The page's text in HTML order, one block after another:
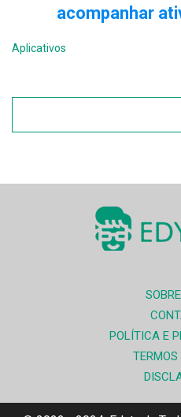
acompanhar
Aplicativos
POLÍTICA E
TERMOS